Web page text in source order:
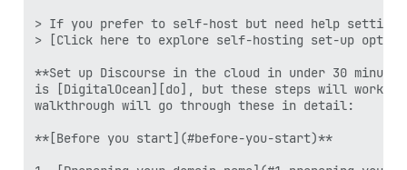
> If you prefer to self-host but need help setting
> [Click here to explore self-hosting set-up
**Set up Discourse in the cloud in under 30
is [DigitalOcean][do], but these steps will work
walkthrough will go through these in detail:
**[Before you start](#before-you-start)**